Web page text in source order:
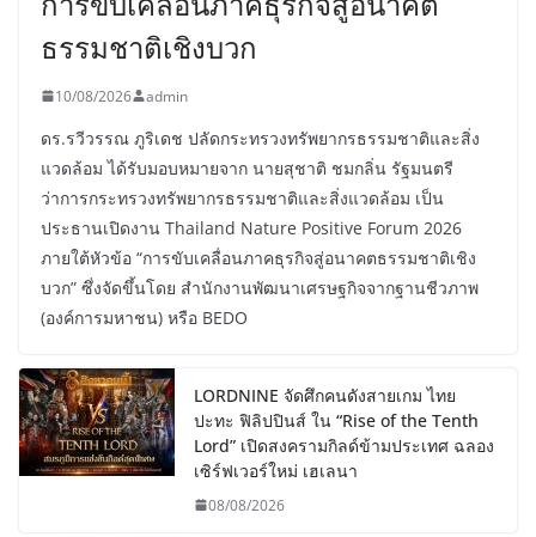
ธรรมชาติเชิงบวก
10/08/2026 admin
ดร.รวีวรรณ ภูริเดช ปลัดกระทรวงทรัพยากรธรรมชาติและสิ่ง
แวดล้อม ได้รับมอบหมายจาก นายสุชาติ ชมกลิ่น รัฐมนตรี
ว่าการกระทรวงทรัพยากรธรรมชาติและสิ่งแวดล้อม เป็น
ประธานเปิดงาน Thailand Nature Positive Forum 2026
ภายใต้หัวข้อ “การขับเคลื่อนภาคธุรกิจสู่อนาคตธรรมชาติเชิง
บวก” ซึ่งจัดขึ้นโดย สำนักงานพัฒนาเศรษฐกิจจากฐานชีวภาพ
(องค์การมหาชน) หรือ BEDO
LORDNINE จัดศึกคนดังสายเกม ไทย
ปะทะ ฟิลิปปินส์ ใน “Rise of the Tenth
Lord” เปิดสงครามกิลด์ข้ามประเทศ ฉลอง
เซิร์ฟเวอร์ใหม่ เฮเลนา
08/08/2026